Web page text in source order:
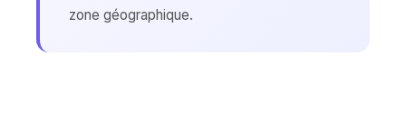
zone géographique.